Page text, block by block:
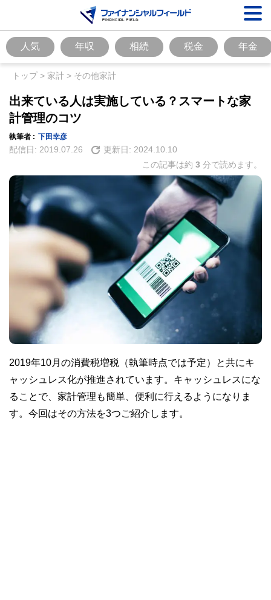
人気 年収 相続 税金 年金
トップ> 家計 > その他家計
出来ている人は実施している？スマートな家
計管理のコツ
執筆者 : 下田幸彦
配信日: 2019.07.26 更新日: 2024.10.10
この記事は約 3 分で読めます。
2019年10月の消費税増税（執筆時点では予定）と共にキ
ャッシュレス化が推進されています。キャッシュレスにな
ることで、家計管理も簡単、便利に行えるようになりま
す。今回はその方法を3つご紹介します。